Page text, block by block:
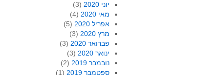
יוני 2020
(3)
מאי 2020
(4)
אפריל 2020
(5)
מרץ 2020
(3)
פברואר 2020
(3)
ינואר 2020
(3)
נובמבר 2019
(2)
ספטמבר 2019
(1)